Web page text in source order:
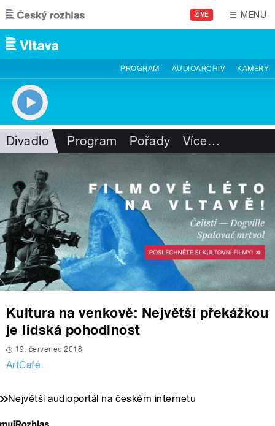
Přejít k hlavnímu obsahu
ŽIVĚ MENU
PROGRAM AUDIOARCHIV KAMERY
Divadlo Program Pořady Více…
Kultura na venkově: Největší překážkou
je lidská pohodlnost
19. červenec 2018
ArtCafé
Největší audioportál na českém internetu